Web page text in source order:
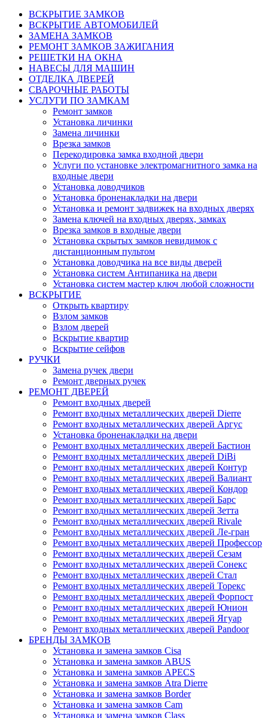
ВСКРЫТИЕ ЗАМКОВ
ВСКРЫТИЕ АВТОМОБИЛЕЙ
ЗАМЕНА ЗАМКОВ
РЕМОНТ ЗАМКОВ ЗАЖИГАНИЯ
РЕШЕТКИ НА ОКНА
НАВЕСЫ ДЛЯ МАШИН
ОТДЕЛКА ДВЕРЕЙ
СВАРОЧНЫЕ РАБОТЫ
УСЛУГИ ПО ЗАМКАМ
Ремонт замков
Установка личинки
Замена личинки
Врезка замков
Перекодировка замка входной двери
Услуги по установке электромагнитного замка на
входные двери
Установка доводчиков
Установка броненакладки на двери
Установка и ремонт задвижек на входных дверях
Замена ключей на входных дверях, замках
Врезка замков в входные двери
Установка скрытых замков невидимок с
дистанционным пультом
Установка доводчика на все виды дверей
Установка систем Антипаника на двери
Установка систем мастер ключ любой сложности
ВСКРЫТИЕ
Открыть квартиру
Взлом замков
Взлом дверей
Вскрытие квартир
Вскрытие сейфов
РУЧКИ
Замена ручек двери
Ремонт дверных ручек
РЕМОНТ ДВЕРЕЙ
Ремонт входных дверей
Ремонт входных металлических дверей Dierre
Ремонт входных металлических дверей Аргус
Установка броненакладки на двери
Ремонт входных металлических дверей Бастион
Ремонт входных металлических дверей DiBi
Ремонт входных металлических дверей Контур
Ремонт входных металлических дверей Валиант
Ремонт входных металлических дверей Кондор
Ремонт входных металлических дверей Барс
Ремонт входных металлических дверей Зетта
Ремонт входных металлических дверей Rivale
Ремонт входных металлических дверей Ле-гран
Ремонт входных металлических дверей Профессор
Ремонт входных металлических дверей Сезам
Ремонт входных металлических дверей Сонекс
Ремонт входных металлических дверей Стал
Ремонт входных металлических дверей Торекс
Ремонт входных металлических дверей Форпост
Ремонт входных металлических дверей Юнион
Ремонт входных металлических дверей Ягуар
Ремонт входных металлических дверей Pandoor
БРЕНДЫ ЗАМКОВ
Установка и замена замков Cisa
Установка и замена замков ABUS
Установка и замена замков APECS
Установка и замена замков Atra Dierre
Установка и замена замков Border
Установка и замена замков Cam
Установка и замена замков Class